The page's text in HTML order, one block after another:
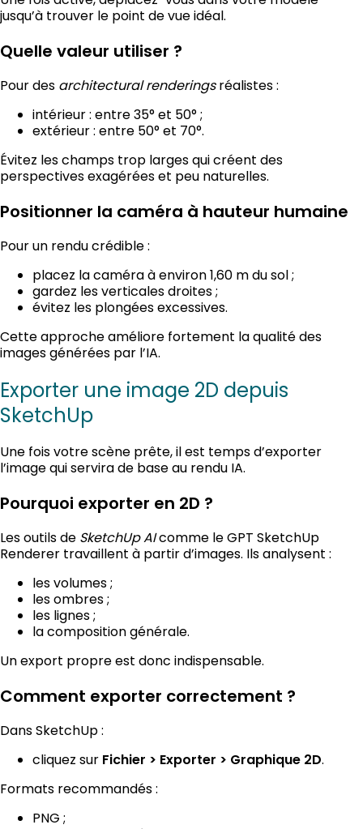
jusqu’à trouver le point de vue idéal.
Quelle valeur utiliser ?
Pour des architectural renderingsréalistes :
intérieur : entre 35° et 50° ;
extérieur : entre 50° et 70°.
Évitez les champs trop larges qui créent des
perspectives exagérées et peu naturelles.
Positionner la caméra à hauteur humaine
Pour un rendu crédible :
placez la caméra à environ 1,60 m du sol ;
gardez les verticales droites ;
évitez les plongées excessives.
Cette approche améliore fortement la qualité des
images générées par l’IA.
Exporter une image 2D depuis
SketchUp
Une fois votre scène prête, il est temps d’exporter
l’image qui servira de base au rendu IA.
Pourquoi exporter en 2D ?
Les outils de SketchUp AIcomme le GPT SketchUp
Renderer travaillent à partir d’images. Ils analysent :
les volumes ;
les ombres ;
les lignes ;
la composition générale.
Un export propre est donc indispensable.
Comment exporter correctement ?
Dans SketchUp :
cliquez sur Fichier > Exporter > Graphique 2D.
Formats recommandés :
PNG ;